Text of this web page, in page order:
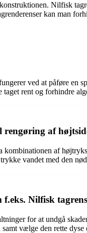
Nilfisk
kan man
ved at påføre en
rent og forhindre
af
af
vandet med den
Nilfisk
for at undgå
vælge den rette